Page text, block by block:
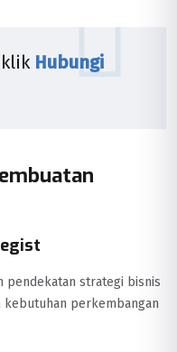
Hubungi
pendekatan strategi bisnis
perkembangan